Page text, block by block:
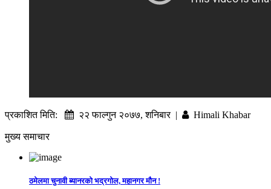
प्रकाशित मिति: २२ फाल्गुन २०७७, शनिबार | Himali Khabar
मुख्य समाचार
ठमेलमा चुनावी ब्यानरको भद्रगोल, महानगर मौन !